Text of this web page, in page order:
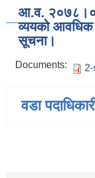
आ.व.
व्ययको आवधिक
सूचना।
Documents:
वडा